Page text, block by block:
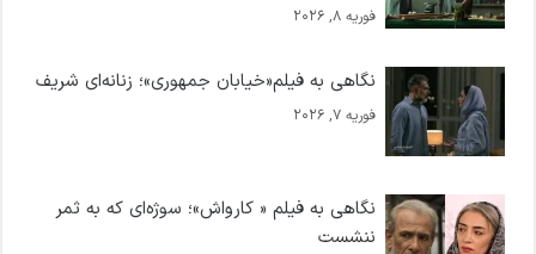
فوریه 8, 2026
نگاهی به فیلم«خیابان جمهوری»؛ زنانه‌ای شریف
فوریه 7, 2026
نگاهی به فیلم « کارواش»؛ سوژه‌ای که به ثمر
ننشست